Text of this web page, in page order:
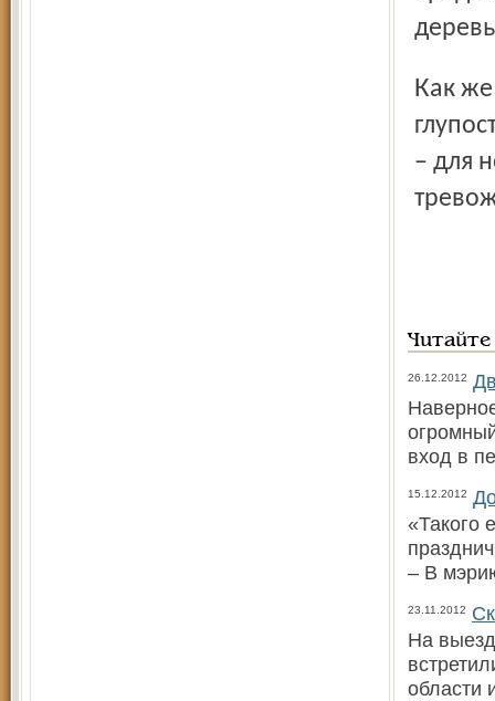
Как же деревья беззащитны перед человеческой
– для
26.12.2012
вход в
15.12.2012
«Такого
– В
23.11.2012
На
области